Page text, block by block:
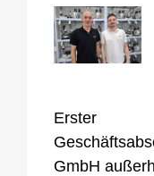
Erster
GmbH